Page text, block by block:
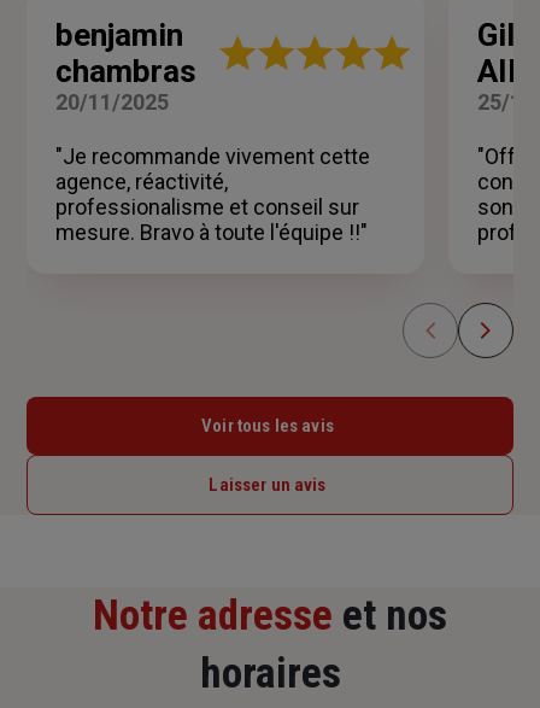
benjamin
chambras
Note
étoiles
20/11/2025
"Je recommande vivement cette
agence, réactivité,
professionalisme et conseil sur
mesure. Bravo à toute l'équipe !!"
25/
"Offre
son
Voir tous les avis
Laisser un avis
Notre adresse et nos
horaires